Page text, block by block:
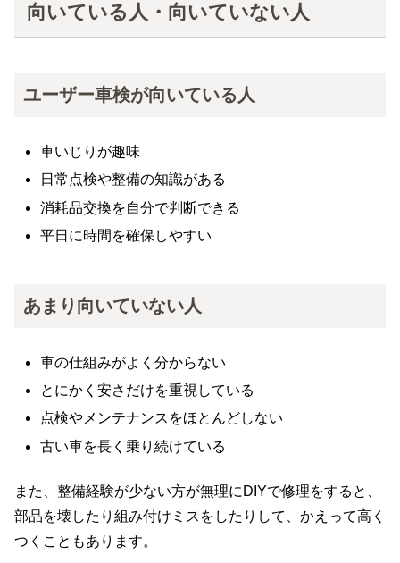
向いている人・向いていない人
ユーザー車検が向いている人
車いじりが趣味
日常点検や整備の知識がある
消耗品交換を自分で判断できる
平日に時間を確保しやすい
あまり向いていない人
車の仕組みがよく分からない
とにかく安さだけを重視している
点検やメンテナンスをほとんどしない
古い車を長く乗り続けている
また、整備経験が少ない方が無理にDIYで修理をすると、
部品を壊したり組み付けミスをしたりして、かえって高く
つくこともあります。